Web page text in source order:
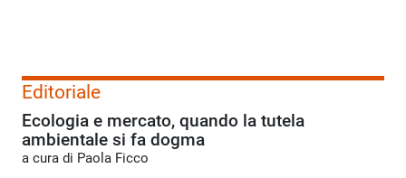
Editoriale
Ecologia e mercato, quando la tutela
ambientale si fa dogma
a cura di Paola Ficco